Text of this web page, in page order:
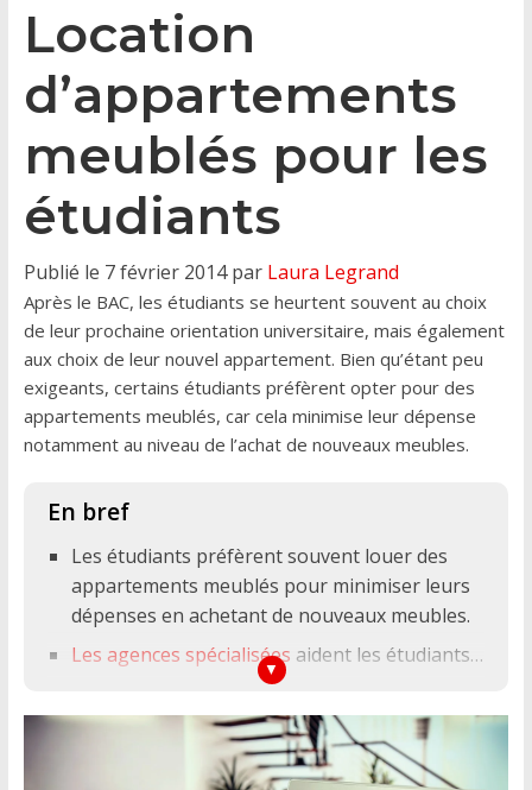
Location
d’appartements
meublés pour les
étudiants
Publié le 7 février 2014 par Laura Legrand
Après le BAC, les étudiants se heurtent souvent au choix
de leur prochaine orientation universitaire, mais également
aux choix de leur nouvel appartement. Bien qu’étant peu
exigeants, certains étudiants préfèrent opter pour des
appartements meublés, car cela minimise leur dépense
notamment au niveau de l’achat de nouveaux meubles.
Les étudiants préfèrent souvent louer des
appartements meublés pour minimiser leurs
dépenses en achetant de nouveaux meubles.
Les agences spécialisées aident les étudiants à trouver des appartements meublés, proposent des visites guidées et aident à préparer les dossiers de location.